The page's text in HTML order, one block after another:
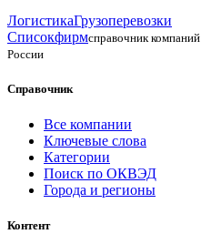
ЛогистикаГрузоперевозки
Списокфирмсправочник компаний
России
Справочник
Все компании
Ключевые слова
Категории
Поиск по ОКВЭД
Города и регионы
Контент